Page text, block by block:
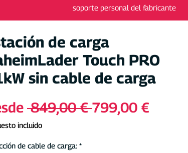
soporte personal del fabricante
de carga
Touch PRO
sin cable de carga
849,00 € Precio
799,00 €
incluido
de cable de carga: *